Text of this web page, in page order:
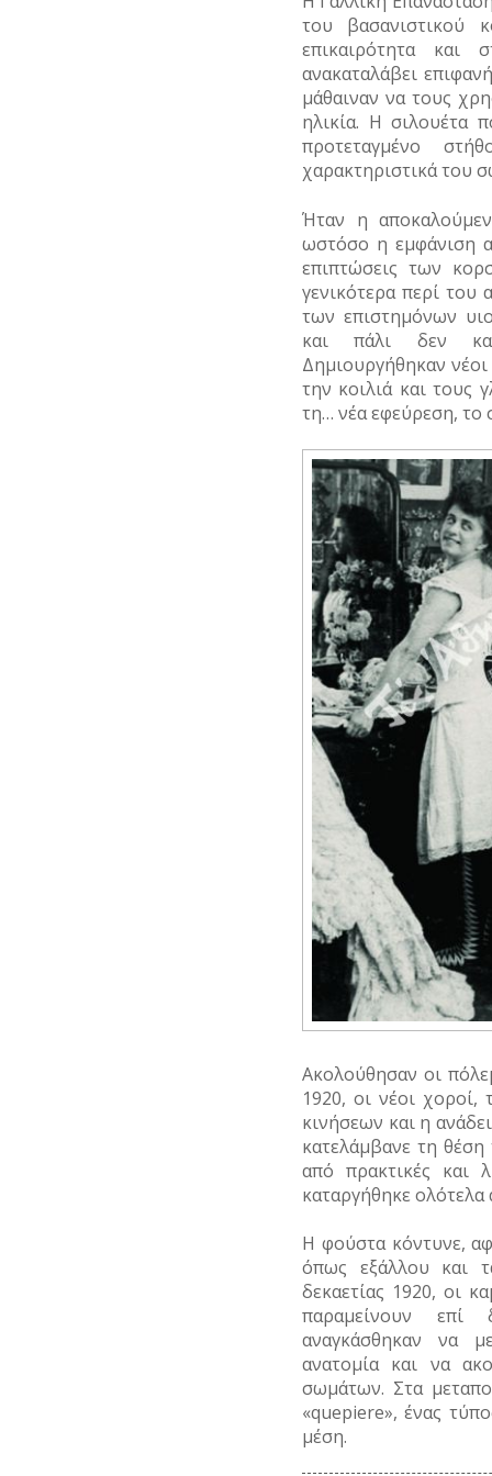
του βασανιστικού
επικαιρότητα
ανακαταλάβει
μάθαιναν να τους
ηλικία. Η σιλουέτα
προτεταγμένο
χαρακτηριστικά του
Ήταν η
ωστόσο η εμφάνιση
επιπτώσεις των
γενικότερα περί του
των επιστημόνων
και πάλι δεν
Δημιουργήθηκαν
την κοιλιά και τους
τη… νέα εφεύρεση, το
Ακολούθησαν οι
1920, οι νέοι χοροί,
κινήσεων και η
κατελάμβανε τη θέση
από πρακτικές και
καταργήθηκε
Η φούστα κόντυνε,
όπως εξάλλου και
δεκαετίας 1920, οι
παραμείνουν επί
αναγκάσθηκαν να
ανατομία και να
σωμάτων. Στα
«quepiere», ένας
μέση.